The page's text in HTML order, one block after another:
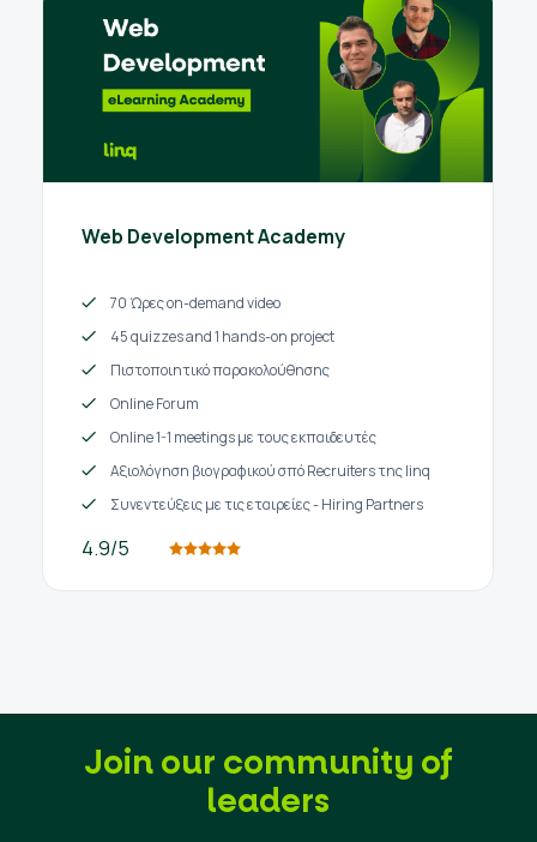
Web Development Academy
70 Ώρες on-demand video
45 quizzes and 1 hands-on project
Πιστοποιητικό παρακολούθησης
Online Forum
Online 1-1 meetings με τους εκπαιδευτές
Αξιολόγηση βιογραφικού σπό Recruiters της linq
Συνεντεύξεις με τις εταιρείες - Hiring Partners
4.9/5
Join our community of
leaders